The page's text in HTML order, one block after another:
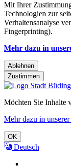
Mit Ihrer
Technologien zur
Verhaltensanalyse
Fingerprinting).
Mehr dazu in
Ablehnen
Zustimmen
Möchten Sie Inhalte
Mehr dazu in
OK
Deutsch